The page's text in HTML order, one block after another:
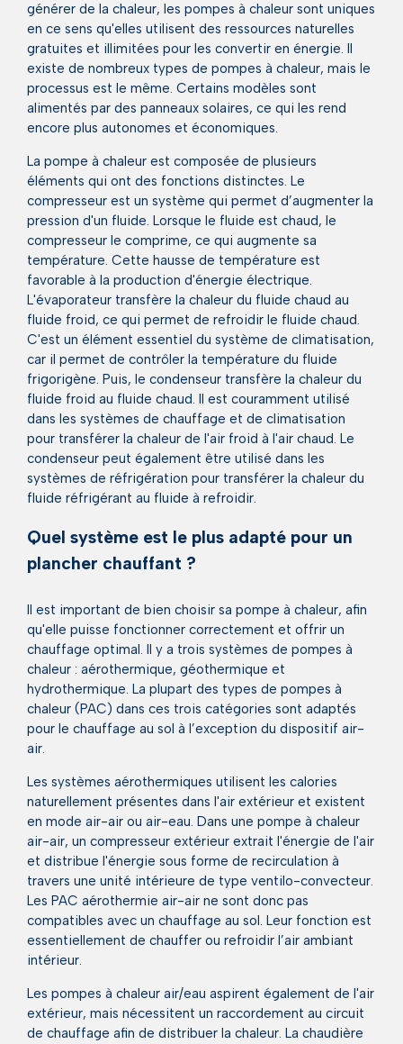
générer de la chaleur, les pompes à chaleur sont uniques
en ce sens qu'elles utilisent des ressources naturelles
gratuites et illimitées pour les convertir en énergie. Il
existe de nombreux types de pompes à chaleur, mais le
processus est le même. Certains modèles sont
alimentés par des panneaux solaires, ce qui les rend
encore plus autonomes et économiques.
La pompe à chaleur est composée de plusieurs
éléments qui ont des fonctions distinctes. Le
compresseur est un système qui permet d’augmenter la
pression d'un fluide. Lorsque le fluide est chaud, le
compresseur le comprime, ce qui augmente sa
température. Cette hausse de température est
favorable à la production d'énergie électrique.
L'évaporateur transfère la chaleur du fluide chaud au
fluide froid, ce qui permet de refroidir le fluide chaud.
C'est un élément essentiel du système de climatisation,
car il permet de contrôler la température du fluide
frigorigène. Puis, le condenseur transfère la chaleur du
fluide froid au fluide chaud. Il est couramment utilisé
dans les systèmes de chauffage et de climatisation
pour transférer la chaleur de l'air froid à l'air chaud. Le
condenseur peut également être utilisé dans les
systèmes de réfrigération pour transférer la chaleur du
fluide réfrigérant au fluide à refroidir.
Quel système est le plus adapté pour un
plancher chauffant ?
Il est important de bien choisir sa pompe à chaleur, afin
qu'elle puisse fonctionner correctement et offrir un
chauffage optimal. Il y a trois systèmes de pompes à
chaleur : aérothermique, géothermique et
hydrothermique. La plupart des types de pompes à
chaleur (PAC) dans ces trois catégories sont adaptés
pour le chauffage au sol à l’exception du dispositif air-
air.
Les systèmes aérothermiques utilisent les calories
naturellement présentes dans l'air extérieur et existent
en mode air-air ou air-eau. Dans une pompe à chaleur
air-air, un compresseur extérieur extrait l'énergie de l'air
et distribue l'énergie sous forme de recirculation à
travers une unité intérieure de type ventilo-convecteur.
Les PAC aérothermie air-air ne sont donc pas
compatibles avec un chauffage au sol. Leur fonction est
essentiellement de chauffer ou refroidir l’air ambiant
intérieur.
Les pompes à chaleur air/eau aspirent également de l'air
extérieur, mais nécessitent un raccordement au circuit
de chauffage afin de distribuer la chaleur. La chaudière